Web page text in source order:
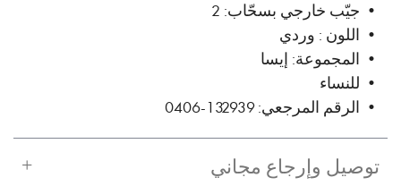
• جيّب خارجي بسحّاب: 2
• اللون : وردي
• المجموعة: إيسا
• للنساء
• الرقم المرجعي: 132939-0406
توصيل وإرجاع مجاني